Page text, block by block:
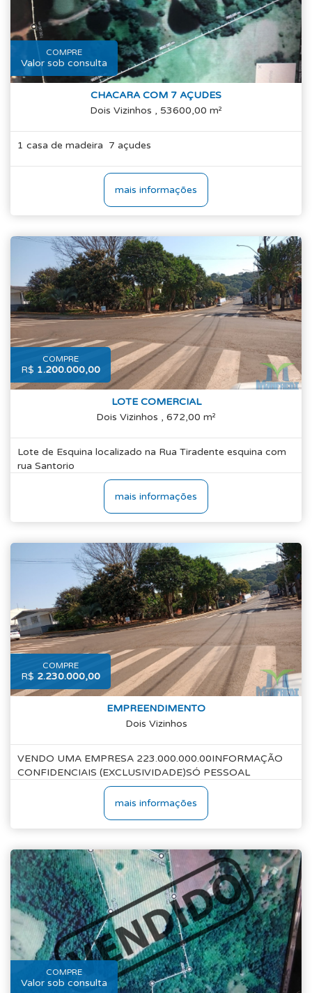
COMPRE
Valor sob consulta
CHACARA COM 7 AÇUDES
Dois Vizinhos , 53600,00 m²
1 casa de madeira 7 açudes
mais informações
COMPRE
R$ 1.200.000,00
LOTE COMERCIAL
Dois Vizinhos , 672,00 m²
Lote de Esquina localizado na Rua Tiradente esquina com
rua Santorio
mais informações
COMPRE
R$ 2.230.000,00
EMPREENDIMENTO
Dois Vizinhos
VENDO UMA EMPRESA 223.000.000.00INFORMAÇÃO
CONFIDENCIAIS (EXCLUSIVIDADE)SÓ PESSOAL
mais informações
COMPRE
Valor sob consulta